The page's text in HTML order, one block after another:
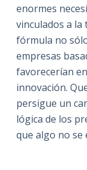
enormes
vinculados a
fórmula no
empresas
favorecerían
innovación.
persigue un
lógica de los
que algo no se